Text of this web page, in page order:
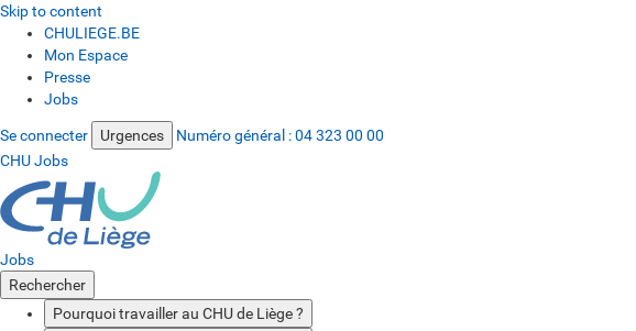
Skip to content
CHULIEGE.BE
Mon Espace
Presse
Jobs
Se connecter Urgences Numéro général :04 323 00 00
CHU Jobs
Jobs
Rechercher
Pourquoi travailler au CHU de Liège ?